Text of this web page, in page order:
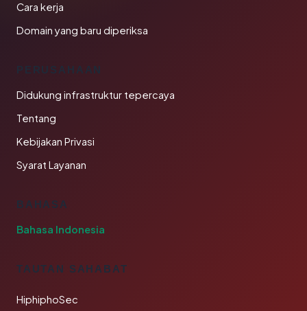
Cara kerja
Domain yang baru diperiksa
PERUSAHAAN
Didukung infrastruktur tepercaya
Tentang
Kebijakan Privasi
Syarat Layanan
BAHASA
Bahasa Indonesia
TAUTAN SAHABAT
HiphiphoSec